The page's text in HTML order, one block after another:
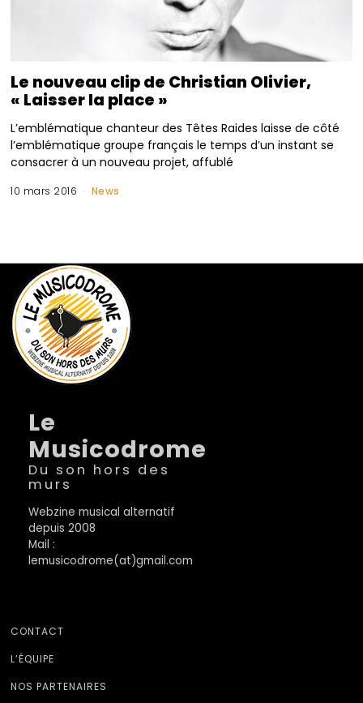
Le nouveau clip de Christian Olivier,
« Laisser la place »
L’emblématique chanteur des Têtes Raides laisse de côté
l’emblématique groupe français le temps d’un instant se
consacrer à un nouveau projet, affublé
10 mars 2016 News
Le
Musicodrome
Du son hors des
murs
Webzine musical alternatif
depuis 2008
Mail :
lemusicodrome(at)gmail.com
CONTACT
L’ÉQUIPE
NOS PARTENAIRES